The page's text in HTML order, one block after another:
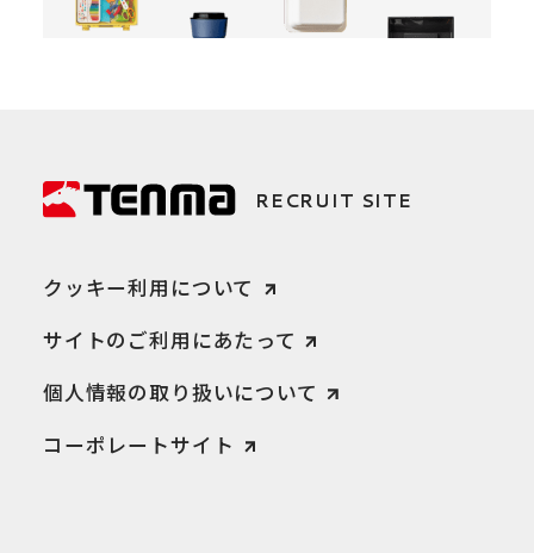
RECRUIT SITE
クッキー利用について
サイトのご利用にあたって
個人情報の取り扱いについて
コーポレートサイト